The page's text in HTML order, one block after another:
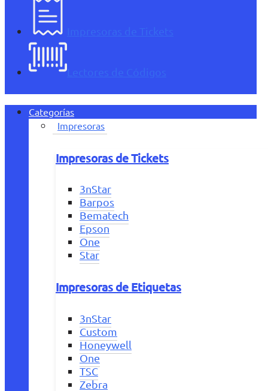
Impresoras de Tickets
Lectores de Códigos
Categorías
Impresoras
Impresoras de Tickets
3nStar
Barpos
Bematech
Epson
One
Star
Impresoras de Etiquetas
3nStar
Custom
Honeywell
One
TSC
Zebra